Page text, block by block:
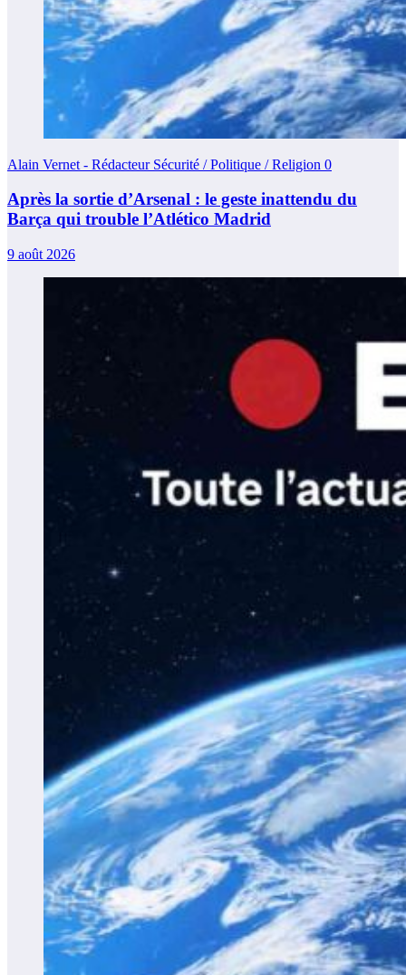
Alain Vernet - Rédacteur Sécurité / Politique / Religion 0
Après la sortie d’Arsenal : le geste inattendu du
Barça qui trouble l’Atlético Madrid
9 août 2026